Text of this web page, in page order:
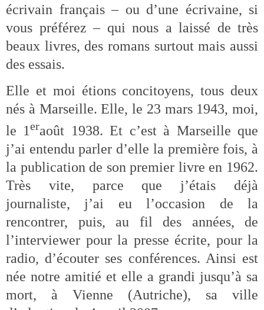
écrivain français – ou d’une écrivaine, si
vous préférez – qui nous a laissé de très
beaux livres, des romans surtout mais aussi
des essais.
Elle et moi étions concitoyens, tous deux
nés à Marseille. Elle, le 23 mars 1943, moi,
le 1eraoût 1938. Et c’est à Marseille que
j’ai entendu parler d’elle la première fois, à
la publication de son premier livre en 1962.
Très vite, parce que j’étais déjà
journaliste, j’ai eu l’occasion de la
rencontrer, puis, au fil des années, de
l’interviewer pour la presse écrite, pour la
radio, d’écouter ses conférences. Ainsi est
née notre amitié et elle a grandi jusqu’à sa
mort, à Vienne (Autriche), sa ville